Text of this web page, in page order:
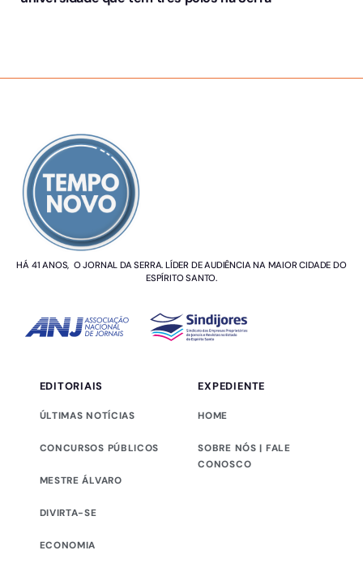
HÁ 41 ANOS, O JORNAL DA SERRA. LÍDER DE AUDIÊNCIA NA MAIOR CIDADE DO
ESPÍRITO SANTO.
EDITORIAIS
ÚLTIMAS NOTÍCIAS
CONCURSOS PÚBLICOS
MESTRE ÁLVARO
DIVIRTA-SE
ECONOMIA
EXPEDIENTE
HOME
SOBRE NÓS | FALE
CONOSCO